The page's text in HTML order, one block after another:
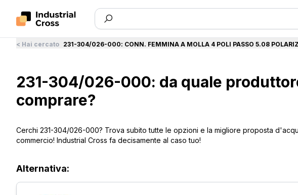
< Hai cercato 231-304/026-000: CONN. FEMMINA A MOLLA 4 POLI PASSO 5.08
231-304/026-000: da quale
comprare?
Cerchi 231-304/026-000? Trova subito tutte le opzioni e la migliore proposta
commercio! Industrial Cross fa decisamente al caso tuo!
Alternativa: